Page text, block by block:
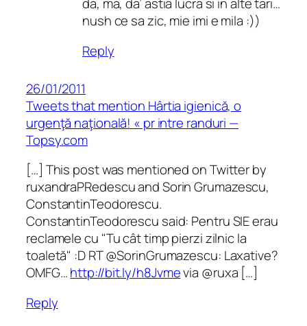
nush ce sa zic, mie imi e mila :))
Reply
26/01/2011
Tweets that mention Hârtia igienică, o
urgenţă naţională! « pr intre randuri —
Topsy.com
[…] This post was mentioned on Twitter by
ruxandraPRedescu and Sorin Grumazescu,
ConstantinTeodorescu.
ConstantinTeodorescu said: Pentru SIE erau
reclamele cu "Tu cât timp pierzi zilnic la
toaletă" :D RT @SorinGrumazescu: Laxative?
OMFG…http://bit.ly/h8Jvmevia @ruxa […]
Reply